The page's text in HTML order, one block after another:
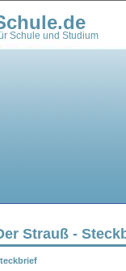
Schule und Studium
Strauß -